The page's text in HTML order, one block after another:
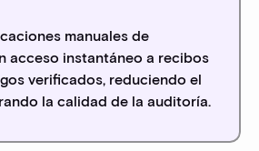
manuales de
acceso instantáneo a recibos
verificados, reduciendo el
la calidad de la auditoría.